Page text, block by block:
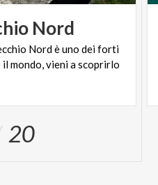
Nord
Nord è uno dei forti
mondo, vieni a scoprirlo
20